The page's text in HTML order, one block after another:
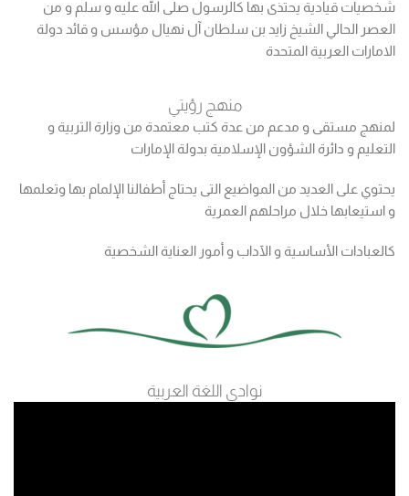
شخصيات قيادية يحتذى بها كالرسول صلى الله عليه و سلم و من
العصر الحالي الشيخ زايد بن سلطان آل نهيال مؤسس و قائد دولة
الامارات العربية المتحدة
منهج رؤيتي
لمنهج مستقى و مدعم من عدة كتب معتمدة من وزارة التربية و
التعليم و دائرة الشؤون الإسلامية بدولة الإمارات
يحتوي على العديد من المواضيع التى يحتاج أطفالنا الإلمام بها وتعلمها
و استيعابها خلال مراحلهم العمرية
كالعبادات الأساسية و الآداب و أمور العناية الشخصية
نوادي اللغة العربية